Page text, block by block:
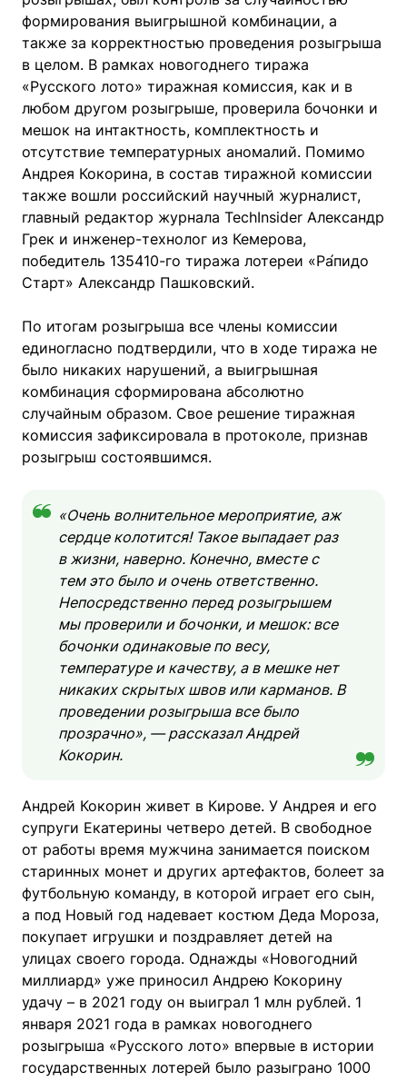
формирования выигрышной комбинации, а
также за корректностью проведения розыгрыша
в целом. В рамках новогоднего тиража
«Русского лото» тиражная комиссия, как и в
любом другом розыгрыше, проверила бочонки и
мешок на интактность, комплектность и
отсутствие температурных аномалий. Помимо
Андрея Кокорина, в состав тиражной комиссии
также вошли российский научный журналист,
главный редактор журнала TechInsider Александр
Грек и инженер-технолог из Кемерова,
победитель 135410-го тиража лотереи «Ра́пидо
Старт» Александр Пашковский.
По итогам розыгрыша все члены комиссии
единогласно подтвердили, что в ходе тиража не
было никаких нарушений, а выигрышная
комбинация сформирована абсолютно
случайным образом. Свое решение тиражная
комиссия зафиксировала в протоколе, признав
розыгрыш состоявшимся.
«Очень волнительное мероприятие, аж
сердце колотится! Такое выпадает раз
в жизни, наверно. Конечно, вместе с
тем это было и очень ответственно.
Непосредственно перед розыгрышем
мы проверили и бочонки, и мешок: все
бочонки одинаковые по весу,
температуре и качеству, а в мешке нет
никаких скрытых швов или карманов. В
проведении розыгрыша все было
прозрачно», — рассказал Андрей
Кокорин.
Андрей Кокорин живет в Кирове. У Андрея и его
супруги Екатерины четверо детей. В свободное
от работы время мужчина занимается поиском
старинных монет и других артефактов, болеет за
футбольную команду, в которой играет его сын,
а под Новый год надевает костюм Деда Мороза,
покупает игрушки и поздравляет детей на
улицах своего города. Однажды «Новогодний
миллиард» уже приносил Андрею Кокорину
удачу – в 2021 году он выиграл 1 млн рублей. 1
января 2021 года в рамках новогоднего
розыгрыша «Русского лото» впервые в истории
государственных лотерей было разыграно 1000